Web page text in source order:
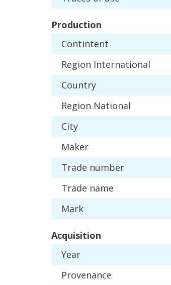
Production
Contintent
Region International
Country
Region National
City
Maker
Trade number
Trade name
Mark
Acquisition
Year
Provenance